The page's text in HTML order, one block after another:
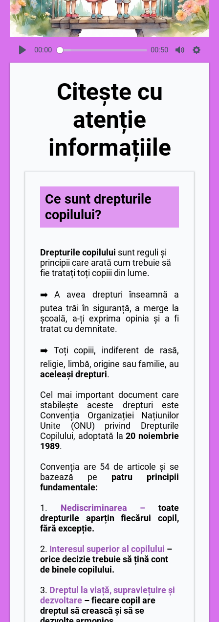
00:00 00:50
Citește cu
atenție
informațiile
Ce sunt drepturile
copilului?
Drepturile copilului sunt reguli și
principii care arată cum trebuie să
fie tratați toți copiii din lume.
➡️ A avea drepturi înseamnă a
putea trăi în siguranță, a merge la
școală, a-ți exprima opinia și a fi
tratat cu demnitate.
➡️ Toți copiii, indiferent de rasă,
religie, limbă, origine sau familie, au
aceleași drepturi.
Cel mai important document care
stabilește aceste drepturi este
Convenția Organizației Națiunilor
Unite (ONU) privind Drepturile
Copilului, adoptată la20 noiembrie
1989.
Convenția are 54 de articole și se
bazează pe patru principii
fundamentale:
1. Nediscriminarea – toate
drepturile aparțin fiecărui copil,
fără excepție.
2. Interesul superior al copilului –
orice decizie trebuie să țină cont
de binele copilului.
3. Dreptul la viață, supraviețuire și
dezvoltare – fiecare copil are
dreptul să crească și să se